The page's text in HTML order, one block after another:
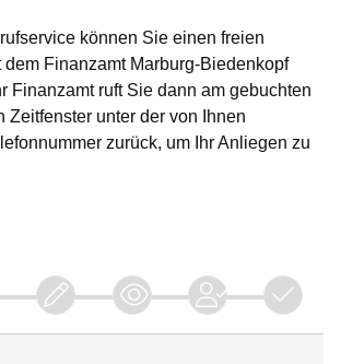
können Sie einen freien
dem Finanzamt Marburg-Biedenkopf
Finanzamt ruft Sie dann am gebuchten
Zeitfenster unter der von Ihnen
zurück, um Ihr Anliegen zu